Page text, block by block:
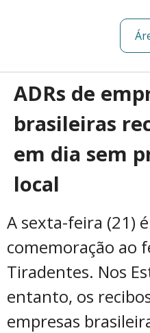
ADRs de
brasileiras
em dia sem
local
A sexta-feira (21)
comemoração ao
Tiradentes. Nos
entanto, os
empresas